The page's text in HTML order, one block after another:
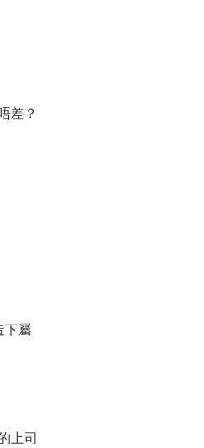
差？
下屬
上司